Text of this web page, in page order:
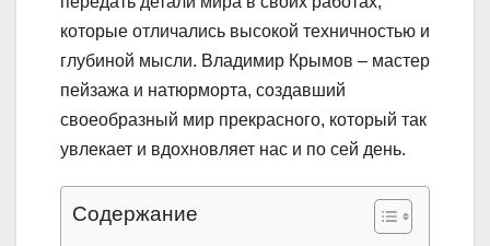
которые отличались высокой техничностью и
глубиной мысли. Владимир Крымов – мастер
пейзажа и натюрморта, создавший
своеобразный мир прекрасного, который так
увлекает и вдохновляет нас и по сей день.
Содержание